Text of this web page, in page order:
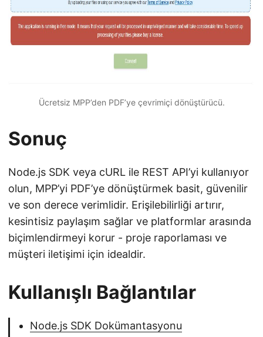
Ücretsiz MPP’den PDF’ye çevrimiçi dönüştürücü.
Sonuç
Node.js SDK veya cURL ile REST API’yi kullanıyor
olun, MPP’yi PDF’ye dönüştürmek basit, güvenilir
ve son derece verimlidir. Erişilebilirliği artırır,
kesintisiz paylaşım sağlar ve platformlar arasında
biçimlendirmeyi korur - proje raporlaması ve
müşteri iletişimi için idealdir.
Kullanışlı Bağlantılar
Node.js SDK Dokümantasyonu